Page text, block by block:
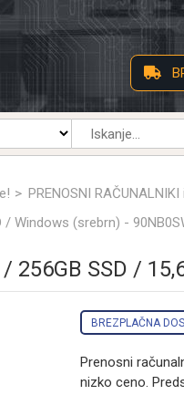
PRENOSNI
/ Windows (srebrn) -
SSD /
BREZPLAČNA
Prenosni
nizko ceno.